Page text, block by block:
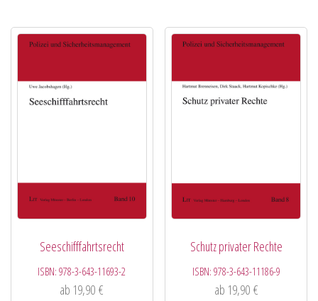
Seeschifffahrtsrecht
ISBN:978-3-643-11693-2
ab 19,90€
Schutz privater Rechte
ISBN: 978-3-643-11186-9
ab 19,90 €